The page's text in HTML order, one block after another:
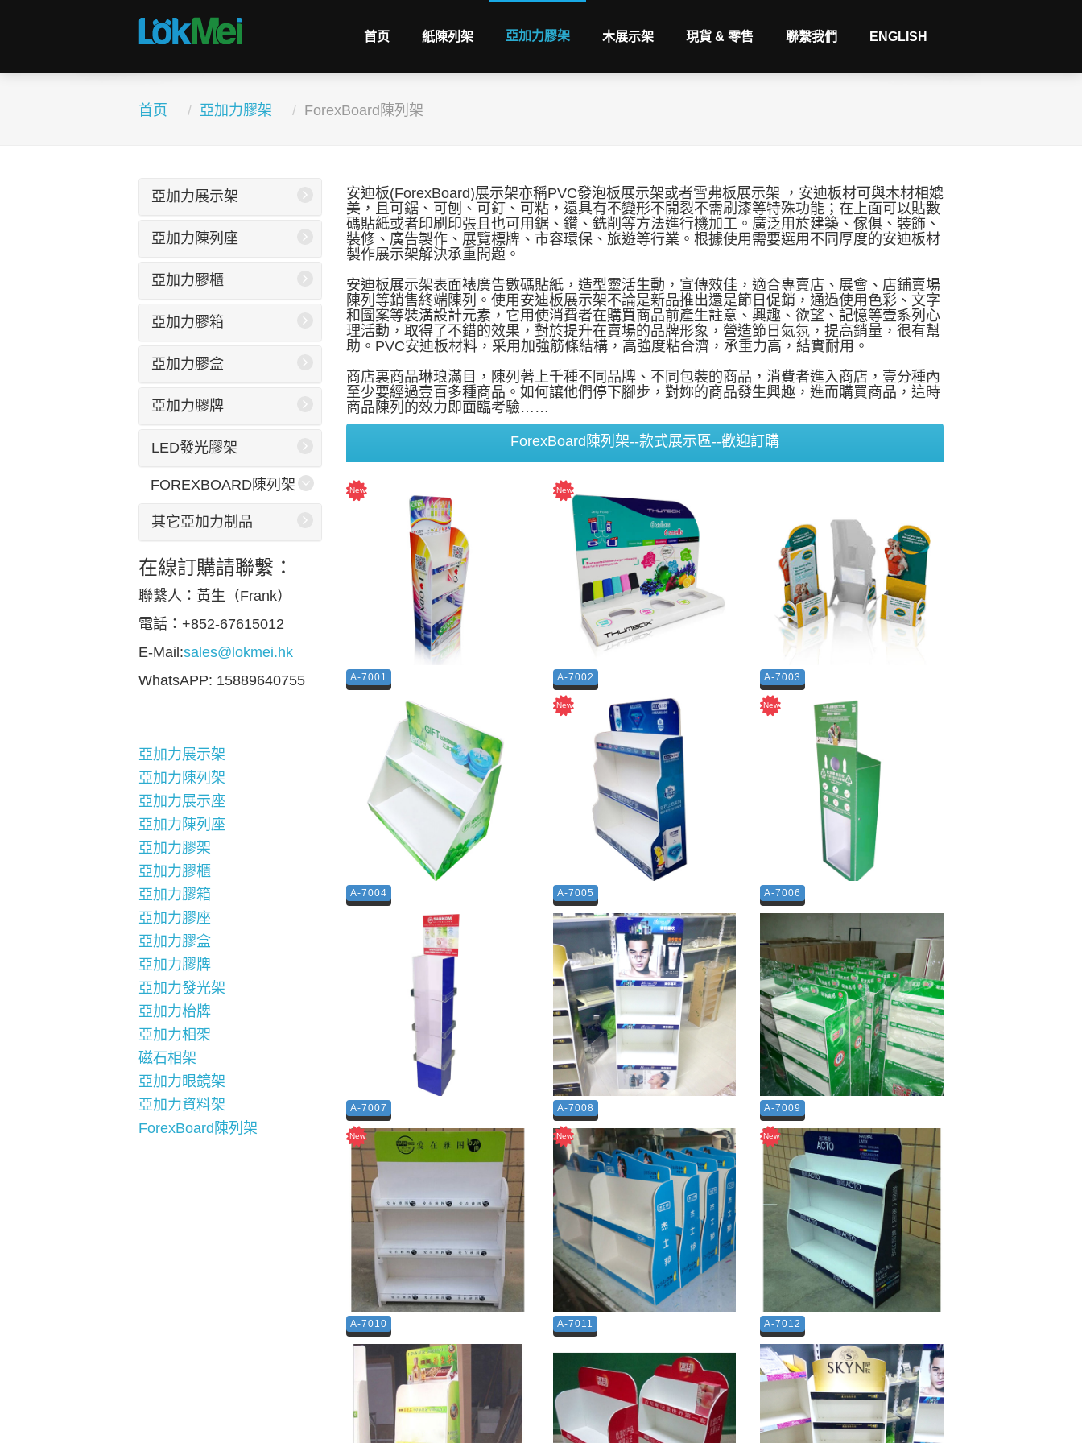
首页 紙陳列架 亞加力膠架 木展示架 現貨 & 零售 聯繫我們 ENGLISH
首页 亞加力膠架 ForexBoard陳列架
亞加力展示架
亞加力陳列座
亞加力膠櫃
亞加力膠箱
亞加力膠盒
亞加力膠牌
LED發光膠架
FOREXBOARD陳列架
其它亞加力制品
在線訂購請聯繫：
聯繫人：黃生（Frank）
電話：+852-67615012
E-Mail:sales@lokmei.hk
WhatsAPP: 15889640755
亞加力展示架
亞加力陳列架
亞加力展示座
亞加力陳列座
亞加力膠架
亞加力膠櫃
亞加力膠箱
亞加力膠座
亞加力膠盒
亞加力膠牌
亞加力發光架
亞加力枱牌
亞加力相架
磁石相架
亞加力眼鏡架
亞加力資料架
ForexBoard陳列架
安迪板(ForexBoard)展示架亦稱PVC發泡板展示架或者雪弗板展示架 ，安迪板材可與木材相媲
美，且可鋸、可刨、可釘、可粘，還具有不變形不開裂不需刷漆等特殊功能；在上面可以貼數
碼貼紙或者印刷印張且也可用鋸、鑽、銑削等方法進行機加工。廣泛用於建築、傢俱、裝飾、
裝修、廣告製作、展覽標牌、市容環保、旅遊等行業。根據使用需要選用不同厚度的安迪板材
製作展示架解決承重問題。
安迪板展示架表面裱廣告數碼貼紙，造型靈活生動，宣傳效佳，適合專賣店、展會、店鋪賣場
陳列等銷售終端陳列。使用安迪板展示架不論是新品推出還是節日促銷，通過使用色彩、文字
和圖案等裝潢設計元素，它用使消費者在購買商品前產生註意、興趣、欲望、記憶等壹系列心
理活動，取得了不錯的效果，對於提升在賣場的品牌形象，營造節日氣氛，提高銷量，很有幫
助。PVC安迪板材料，采用加強筋條結構，高強度粘合濟，承重力高，結實耐用。
商店裏商品琳琅滿目，陳列著上千種不同品牌、不同包裝的商品，消費者進入商店，壹分種內
至少要經過壹百多種商品。如何讓他們停下腳步，對妳的商品發生興趣，進而購買商品，這時
商品陳列的效力即面臨考驗……
ForexBoard陳列架--款式展示區--歡迎訂購
A-7001 A-7002 A-7003
A-7004 A-7005 A-7006
A-7007 A-7008 A-7009
A-7010 A-7011 A-7012